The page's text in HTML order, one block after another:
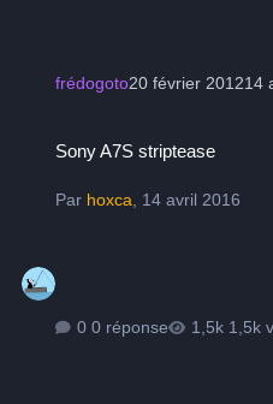
frédogoto20 février 201214
Sony A7S striptease
Par hoxca, 14 avril 2016
0 réponse 1,5k